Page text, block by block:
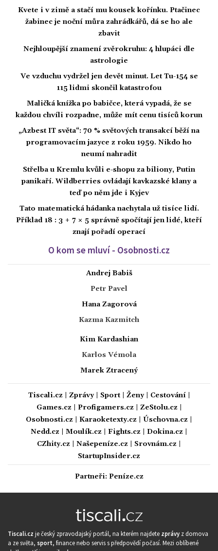
Kvete i v zimě a stačí mu kousek kořínku. Ptačinec
žabinec je noční můra zahrádkářů, dá se ho ale
zbavit
Nejhloupější znamení zvěrokruhu: 4 hlupáci dle
astrologie
Ve vzduchu vydržel jen devět minut. Let Tu-154 se
115 lidmi skončil katastrofou
Maličká knížka po babičce, která vypadá, že se
každou chvíli rozpadne, může mít cenu tisíců korun
„Azbest IT světa“: 70 % světových transakcí běží na
programovacím jazyce z roku 1959. Nikdo ho
neumí nahradit
Střelba u Kremlu kvůli e-shopu za biliony, Putin
panikaří. Wildberries ovládají kavkazské klany a
teď po něm jde i Kyjev
Tato matematická hádanka nachytala už tisíce lidí.
Příklad 18 : 3 + 7 × 5 správně spočítají jen lidé, kteří
znají pořadí operací
O kom se mluví - Osobnosti.cz
Andrej Babiš
Petr Pavel
Hana Zagorová
Kazma Kazmitch
Kim Kardashian
Karlos Vémola
Marek Ztracený
Tiscali.cz Zprávy| Sport| Ženy| Cestování|
Games.cz
Profigamers.cz ZeStolu.cz
Osobnosti.cz
Karaoketexty.cz Úschovna.cz
Nedd.cz
Moulík.cz Fights.cz Dokina.cz
CZhity.cz
Našepeníze.cz Srovnám.cz
StartupInsider.cz
Partneři: Peníze.cz
Tiscali.cz je český zpravodajský portál, na kterém najdete zprávy z domova
a ze světa, sport, finance nebo servis s předpovědí počasí. Mezi oblíbené